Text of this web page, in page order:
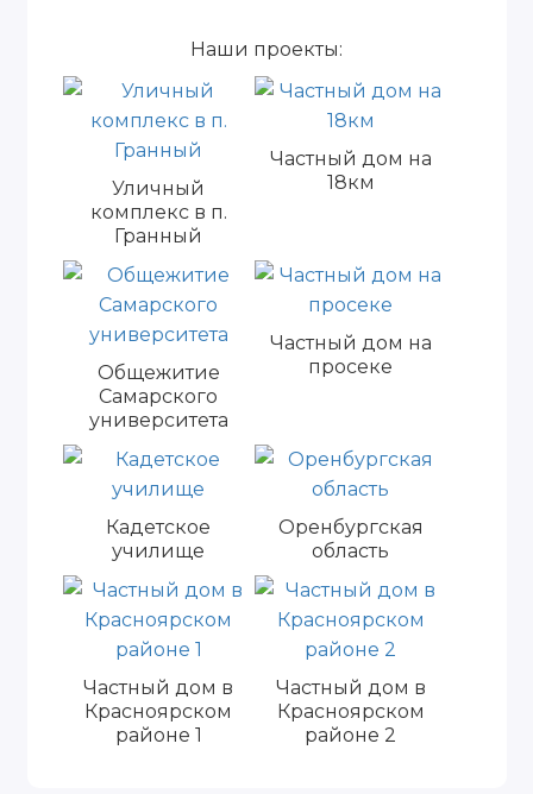
Наши проекты:
Уличный
комплекс в п.
Гранный
Частный дом на
18км
Общежитие
Самарского
университета
Частный дом на
просеке
Кадетское
училище
Оренбургская
область
Частный дом в
Красноярском
районе 1
Частный дом в
Красноярском
районе 2